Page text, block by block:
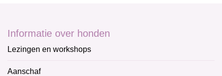
Informatie over honden
Lezingen en workshops
Aanschaf